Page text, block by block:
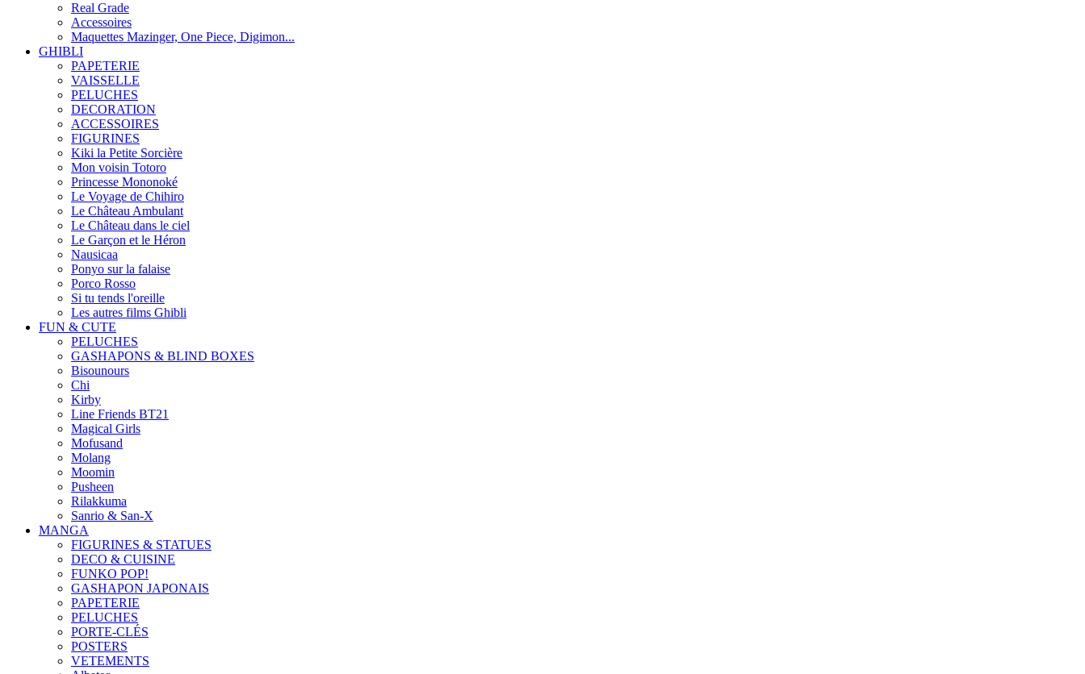
Real Grade
Accessoires
Maquettes Mazinger, One Piece, Digimon...
GHIBLI
PAPETERIE
VAISSELLE
PELUCHES
DECORATION
ACCESSOIRES
FIGURINES
Kiki la Petite Sorcière
Mon voisin Totoro
Princesse Mononoké
Le Voyage de Chihiro
Le Château Ambulant
Le Château dans le ciel
Le Garçon et le Héron
Nausicaa
Ponyo sur la falaise
Porco Rosso
Si tu tends l'oreille
Les autres films Ghibli
FUN & CUTE
PELUCHES
GASHAPONS & BLIND BOXES
Bisounours
Chi
Kirby
Line Friends BT21
Magical Girls
Mofusand
Molang
Moomin
Pusheen
Rilakkuma
Sanrio & San-X
MANGA
FIGURINES & STATUES
DECO & CUISINE
FUNKO POP!
GASHAPON JAPONAIS
PAPETERIE
PELUCHES
PORTE-CLÉS
POSTERS
VETEMENTS